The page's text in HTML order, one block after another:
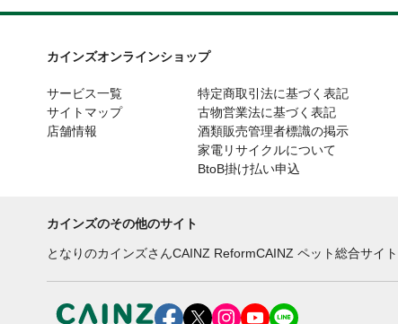
カインズオンラインショップ
サービス一覧
サイトマップ
店舗情報
特定商取引法に基づく表記
古物営業法に基づく表記
酒類販売管理者標識の掲示
家電リサイクルについて
BtoB掛け払い申込
カインズのその他のサイト
となりのカインズさんCAINZ ReformCAINZ ペット総合サイト